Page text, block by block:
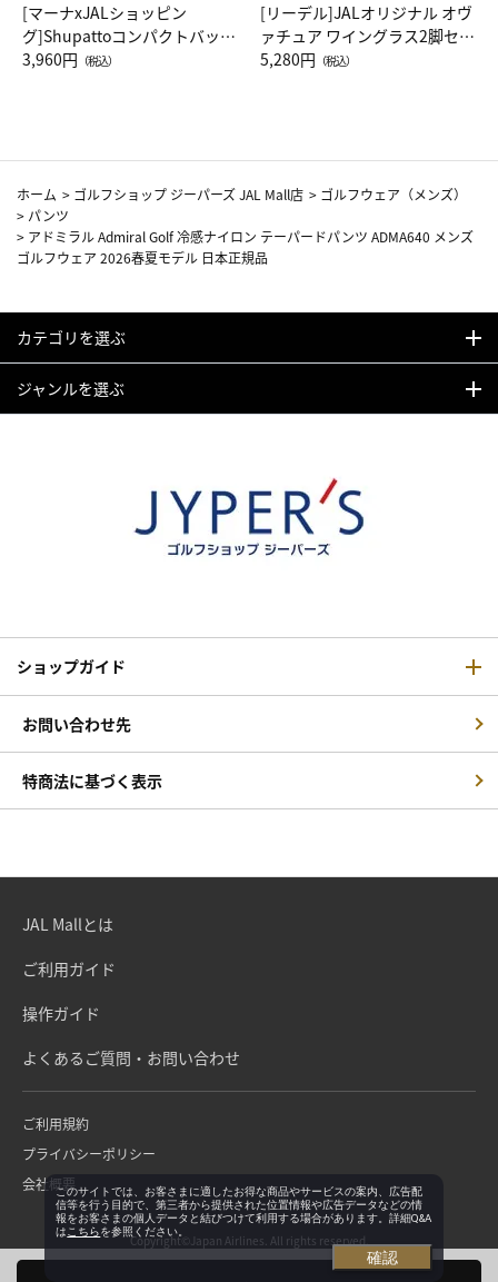
[マーナxJALショッピン
グ]Shupattoコンパクトバッグ
Drop JAL客室乗務員（LC）ス
3,960円 （税込）
[リーデル]JALオリジナル オヴ
ァチュア ワイングラス2脚セッ
ト（レッドワイン）
5,280円 （税込）
ホーム > ゴルフショップ ジーパーズ JAL Mall店 > ゴルフウェア（メンズ）
> パンツ
> アドミラル Admiral Golf 冷感ナイロン テーパードパンツ ADMA640 メンズ
ゴルフウェア 2026春夏モデル 日本正規品
カテゴリを選ぶ
ジャンルを選ぶ
ショップガイド
お問い合わせ先
特商法に基づく表示
JAL Mallとは
ご利用ガイド
操作ガイド
よくあるご質問・お問い合わせ
ご利用規約
プライバシーポリシー
会社概要
Copyright©Japan Airlines. All rights reserved.
このサイトでは、お客さまに適したお得な商品やサービスの案内、広告配
信等を行う目的で、第三者から提供された位置情報や広告データなどの情
報をお客さまの個人データと結びつけて利用する場合があります。詳細Q&A
は こちらを参照ください。
確認